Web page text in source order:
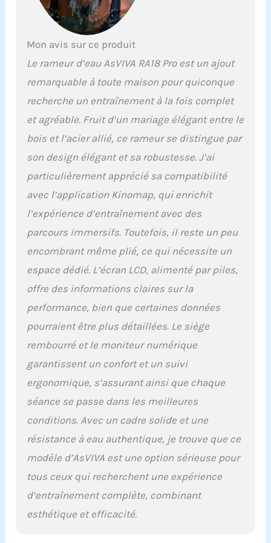
musculaire. Peu
votre gymnase à domicile
est un rameur pliable
pour la maison qui se
range sans effort, ce qui
petites pièces et les
gymnases à domicile.
Avec ce rameur pliable,
vous économisez de
l'espace tout en profitant
des avantages d'un
rameur professionnel.
Parfait pour une salle de
Entraînement optimal du
dos et cardio avec
l'eau : le rameur à
domicile offre un
de l'exercice du dos grâce
à sa résistance naturelle
augmentant votre
endurance. La résistance
douce mais efficace qui
rend votre expérience de
difficile. Idéal pour
l'entraînement cardio.
Résistance
personnalisable pour
chaque niveau de forme
physique - Rameur pour
chaque entraînement :
grâce au système
Mon avis sur ce produit
Le rameur d’eau AsVIVA RA18 Pro est un ajout
remarquable à toute maison pour quiconque
recherche un entraînement à la fois complet
et agréable. Fruit d’un mariage élégant entre le
bois et l’acier allié, ce rameur se distingue par
son design élégant et sa robustesse. J’ai
particulièrement apprécié sa compatibilité
avec l’application Kinomap, qui enrichit
l’expérience d’entraînement avec des
parcours immersifs. Toutefois, il reste un peu
encombrant même plié, ce qui nécessite un
espace dédié. L’écran LCD, alimenté par piles,
offre des informations claires sur la
performance, bien que certaines données
pourraient être plus détaillées. Le siège
rembourré et le moniteur numérique
garantissent un confort et un suivi
ergonomique, s’assurant ainsi que chaque
séance se passe dans les meilleures
conditions. Avec un cadre solide et une
résistance à eau authentique, je trouve que ce
modèle d’AsVIVA est une option sérieuse pour
tous ceux qui recherchent une expérience
d’entraînement complète, combinant
esthétique et efficacité.